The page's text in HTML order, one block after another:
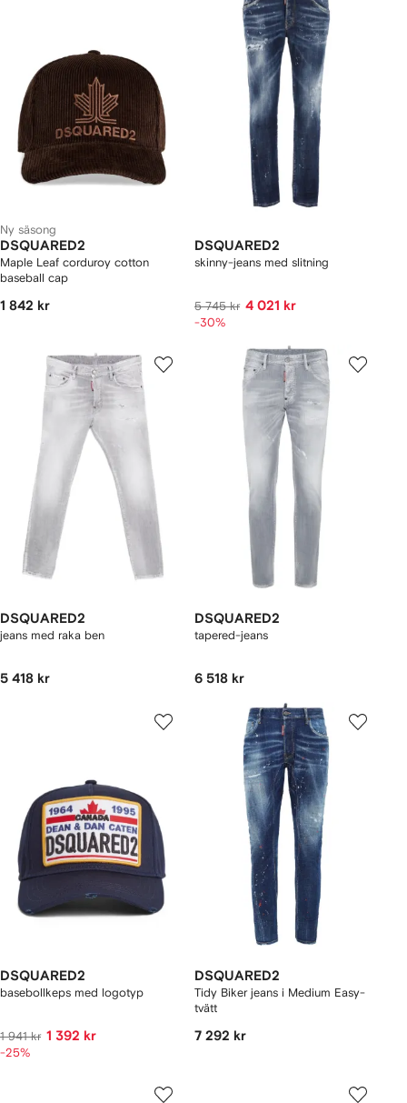
Ny säsong
DSQUARED2
Maple Leaf corduroy cotton
baseball cap
1 842 kr
DSQUARED2
skinny-jeans med slitning
5 745 kr 4 021 kr
-30%
DSQUARED2
jeans med raka ben
5 418 kr
DSQUARED2
tapered-jeans
6 518 kr
DSQUARED2
basebollkeps med logotyp
1 941 kr 1 392 kr
-25%
DSQUARED2
Tidy Biker jeans i Medium Easy-
tvätt
7 292 kr